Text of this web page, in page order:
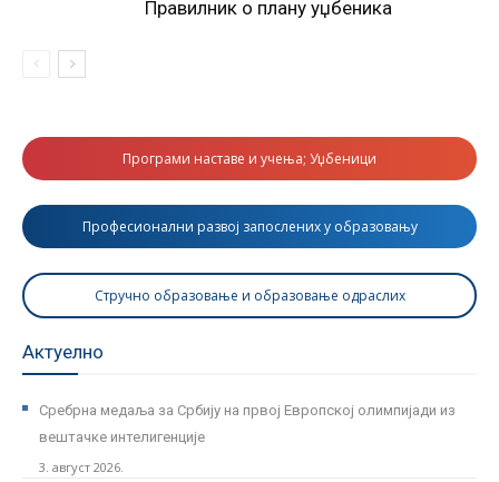
Правилник о плану уџбеника
Програми наставе и учења; Уџбеници
Професионални развој запослених у образовању
Стручно образовање и образовање одраслих
Актуелно
Сребрна медаља за Србију на првој Европској олимпијади из
вештачке интелигенције
3. август 2026.